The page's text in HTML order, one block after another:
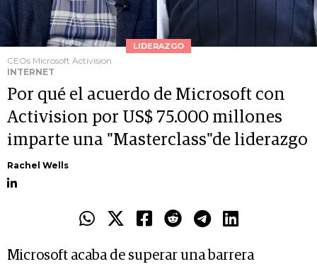
LIDERAZGO
CEOs Microsoft Activision
INTERNET
Por qué el acuerdo de Microsoft con
Activision por US$ 75.000 millones
imparte una "Masterclass"de liderazgo
Rachel Wells
Microsoft acaba de superar una barrera